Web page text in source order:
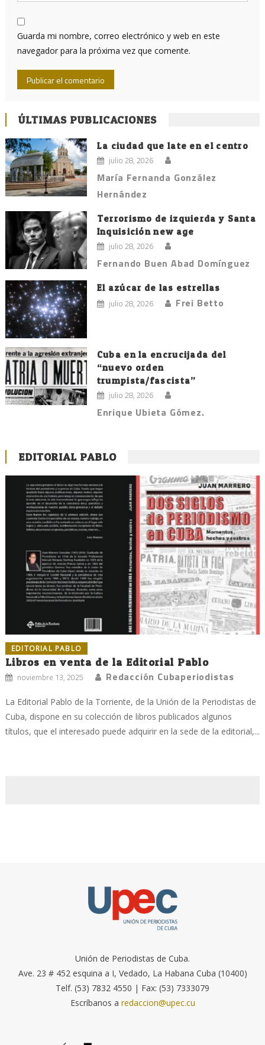
Guarda mi nombre, correo electrónico y web en este
navegador para la próxima vez que comente.
ÚLTIMAS PUBLICACIONES
La ciudad que late en el centro
julio 28, 2026
María Fernanda González
Hernández
Terrorismo de izquierda y Santa
Inquisición new age
julio 28, 2026
Fernando Buen Abad Domínguez
El azúcar de las estrellas
julio 28, 2026 Frei Betto
Cuba en la encrucijada del
“nuevo orden
trumpista/fascista”
julio 28, 2026
Enrique Ubieta Gómez.
EDITORIAL PABLO
EDITORIAL PABLO
Libros en venta de la Editorial Pablo
noviembre 13, 2025 Redacción Cubaperiodistas
La Editorial Pablo de la Torriente, de la Unión de la Periodistas de
Cuba, dispone en su colección de libros publicados algunos
títulos, que el interesado puede adquirir en la sede de la editorial,...
Unión de Periodistas de Cuba.
Ave. 23 # 452 esquina a I, Vedado, La Habana Cuba (10400)
Telf. (53) 7832 4550 | Fax: (53) 7333079
Escríbanos a redaccion@upec.cu